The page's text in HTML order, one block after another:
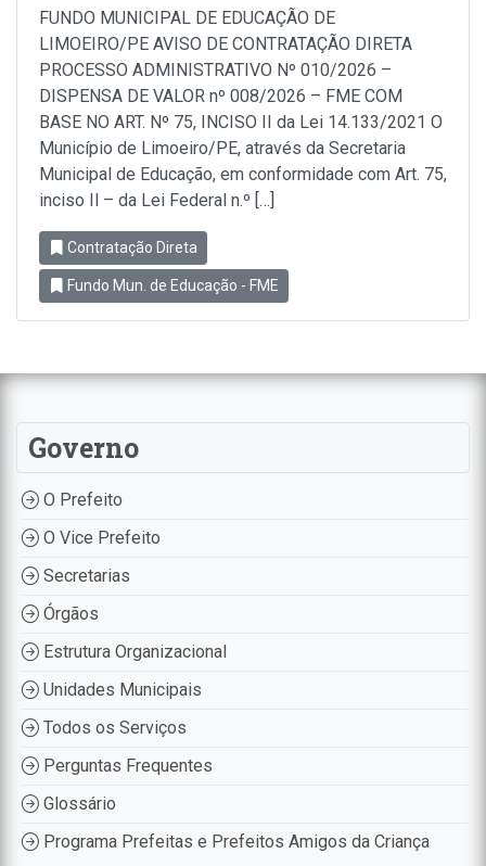
FUNDO MUNICIPAL DE EDUCAÇÃO DE
LIMOEIRO/PE AVISO DE CONTRATAÇÃO DIRETA
PROCESSO ADMINISTRATIVO Nº 010/2026 –
DISPENSA DE VALOR nº 008/2026 – FME COM
BASE NO ART. Nº 75, INCISO II da Lei 14.133/2021 O
Município de Limoeiro/PE, através da Secretaria
Municipal de Educação, em conformidade com Art. 75,
inciso Il – da Lei Federal n.º […]
Contratação Direta
Fundo Mun. de Educação - FME
Governo
O Prefeito
O Vice Prefeito
Secretarias
Órgãos
Estrutura Organizacional
Unidades Municipais
Todos os Serviços
Perguntas Frequentes
Glossário
Programa Prefeitas e Prefeitos Amigos da Criança